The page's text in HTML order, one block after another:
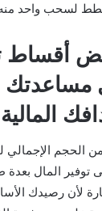
لسحب واحد
أقساط
المالية
من الحجم
المال بعدة
لأن رصيدك